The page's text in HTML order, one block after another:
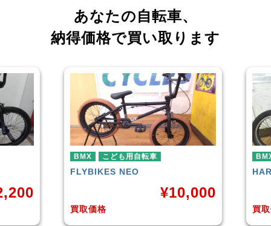
あなたの自転車、
納得価格で買い取ります
¥10,000
BMX
HARODOWNTOWN
買取価格
¥4,225